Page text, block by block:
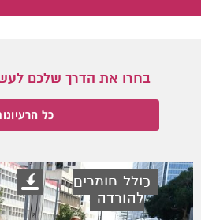
בחרו את הדרך שלכם
כל
כולל חומרים
להורדה